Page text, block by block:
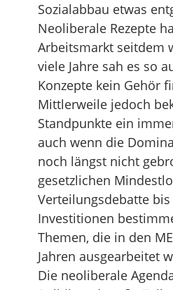
Sozialabbau etwas
Neoliberale Rezepte
Arbeitsmarkt seitdem
viele Jahre sah es so
Konzepte kein Gehör
Mittlerweile jedoch
Standpunkte ein
auch wenn die
noch längst nicht
gesetzlichen
Verteilungsdebatte
Investitionen
Themen, die in den
Jahren ausgearbeitet
Die neoliberale